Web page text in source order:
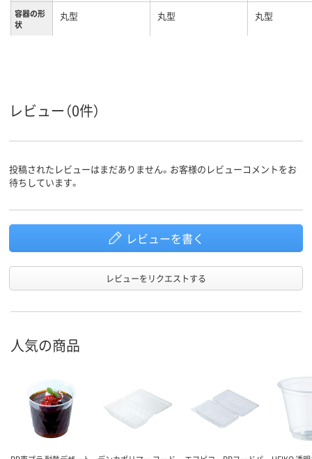
容器の形
状
丸型 丸型 丸型
レビュー（0件）
投稿されたレビューはまだありません。お客様のレビューコメントをお
待ちしています。
レビューを書く
レビューをリクエストする
人気の商品